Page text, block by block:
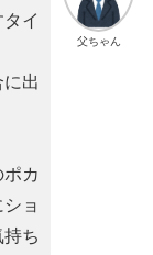
父ちゃん
イ
出
カ
ョ
ち